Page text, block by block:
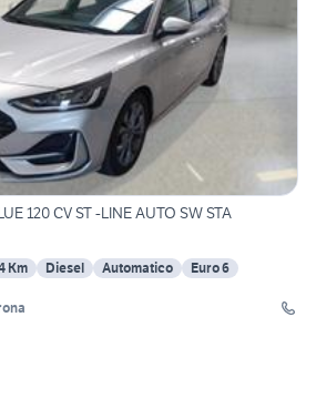
120 CV ST -LINE AUTO SW STA
Km Diesel Automatico
Euro 6